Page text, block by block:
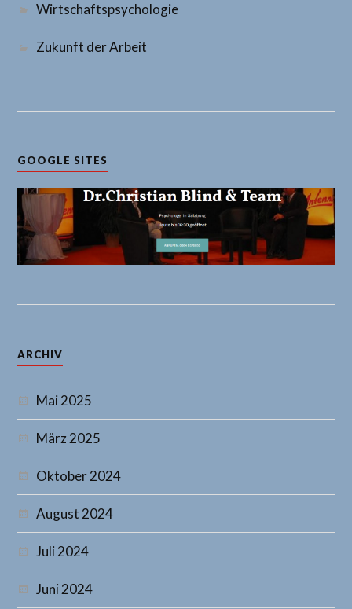
Wirtschaftspsychologie
Zukunft der Arbeit
GOOGLE SITES
ARCHIV
Mai 2025
März 2025
Oktober 2024
August 2024
Juli 2024
Juni 2024